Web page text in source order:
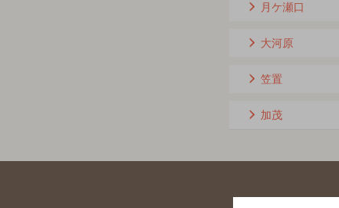
月ケ瀬口
大河原
笠置
加茂